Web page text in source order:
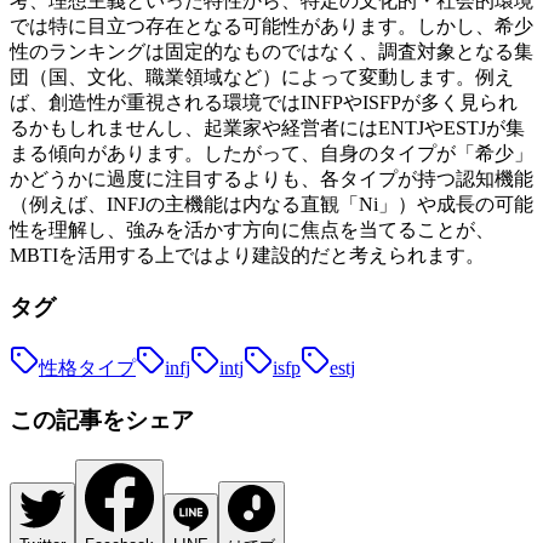
では特に目立つ存在となる可能性があります。しかし、希少
性のランキングは固定的なものではなく、調査対象となる集
団（国、文化、職業領域など）によって変動します。例え
ば、創造性が重視される環境ではINFPやISFPが多く見られ
るかもしれませんし、起業家や経営者にはENTJやESTJが集
まる傾向があります。したがって、自身のタイプが「希少」
かどうかに過度に注目するよりも、各タイプが持つ認知機能
（例えば、INFJの主機能は内なる直観「Ni」）や成長の可能
性を理解し、強みを活かす方向に焦点を当てることが、
MBTIを活用する上ではより建設的だと考えられます。
タグ
性格タイプ infj intj isfp estj
この記事をシェア